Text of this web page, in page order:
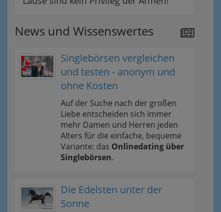
News und Wissenswertes
Singlebörsen vergleichen
und testen - anonym und
ohne Kosten
Auf der Suche nach der großen
Liebe entscheiden sich immer
mehr Damen und Herren jeden
Alters für die einfache, bequeme
Variante: das Onlinedating über
Singlebörsen.
Die Edelsten unter der
Sonne